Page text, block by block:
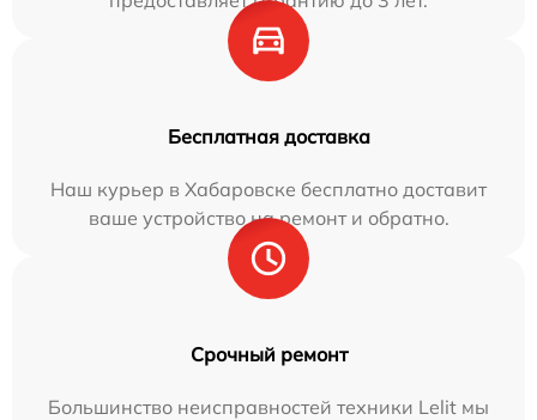
Бесплатная доставка
Наш курьер в Хабаровске бесплатно доставит
ваше устройство на ремонт и обратно.
Срочный ремонт
Большинство неисправностей техники Lelit мы